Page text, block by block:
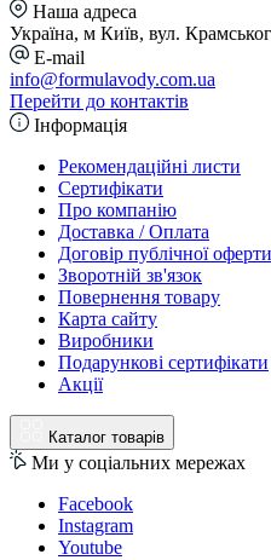
Наша адреса
Україна, м Київ, вул.
E-mail
info@formulavody.com.ua
Перейти до контактів
Інформація
Рекомендаційні листи
Сертифікати
Про компанію
Доставка / Оплата
Договір публічної оферти
Зворотній зв'язок
Повернення товару
Карта сайту
Виробники
Подарункові сертифікати
Акції
Каталог товарів
Ми у соціальних мережах
Facebook
Instagram
Youtube